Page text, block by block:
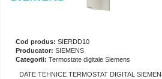
Cod produs: SIERDD10
Producator: SIEMENS
Categorii: Termostate digitale Siemens
DATE TEHNICE TERMOSTAT DIGITAL